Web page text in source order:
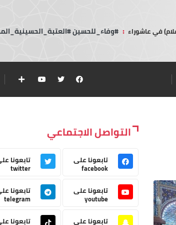
في عاشوراء : #وفاء_للحسين
التواصل الاجتماعي
تابعونا على
facebook
تابعونا
twitter
تابعونا على
youtube
تابعونا
telegram
تابعونا على
تابعونا